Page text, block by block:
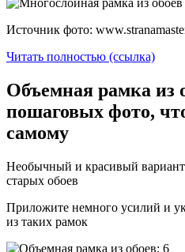
Источник фото:
Читать полностью (ссылка)
Объемная рамка из
пошаговых фото,
самому
Необычный и красивый
старых обоев
Приложите немного усилий и
из таких рамок